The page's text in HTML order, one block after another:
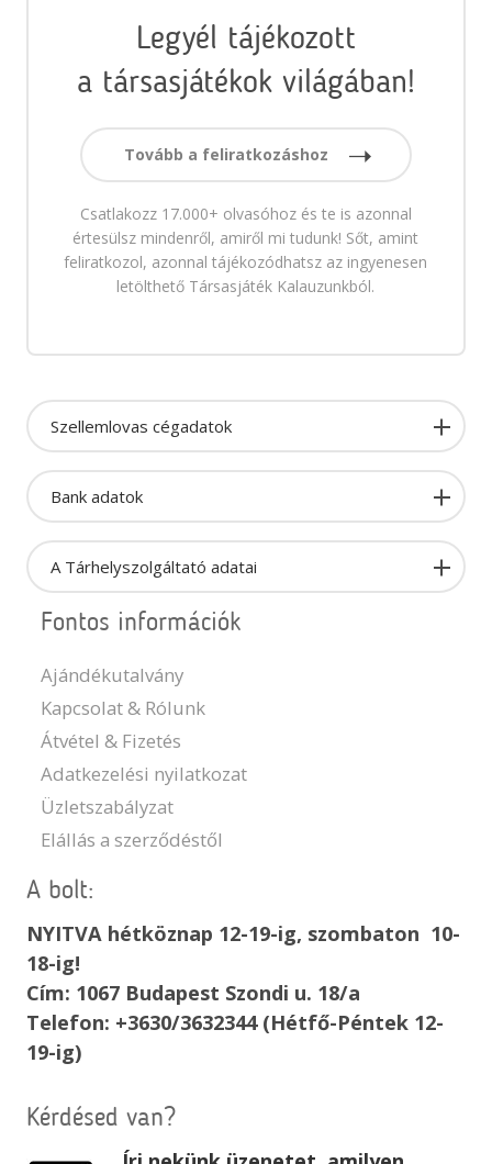
Legyél tájékozott
a társasjátékok világában!
Tovább a feliratkozáshoz
Csatlakozz 17.000+ olvasóhoz és te is azonnal
értesülsz mindenről, amiről mi tudunk! Sőt, amint
feliratkozol, azonnal tájékozódhatsz az ingyenesen
letölthető Társasjáték Kalauzunkból.
Szellemlovas cégadatok
Bank adatok
A Tárhelyszolgáltató adatai
Fontos információk
Ajándékutalvány
Kapcsolat & Rólunk
Átvétel & Fizetés
Adatkezelési nyilatkozat
Üzletszabályzat
Elállás a szerződéstől
A bolt:
NYITVA hétköznap 12-19-ig, szombaton 10-
18-ig!
Cím: 1067 Budapest Szondi u. 18/a
Telefon: +3630/3632344 (Hétfő-Péntek 12-
19-ig)
Kérdésed van?